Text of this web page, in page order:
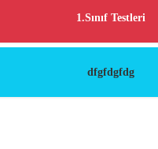
1.Sınıf Testleri
dfgfdgfdg